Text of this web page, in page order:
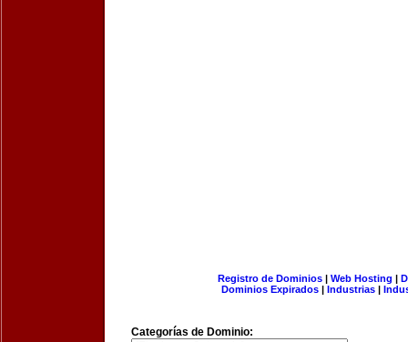
Registro de Dominios| Web Hosting |
Dominios Expirados | Industrias |
Categorías de Dominio: